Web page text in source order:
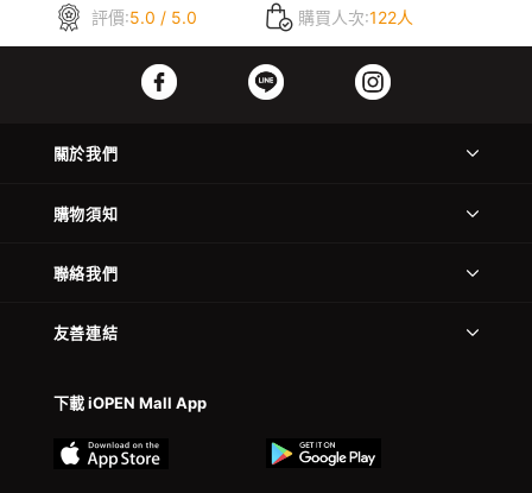
評價:5.0 / 5.0 購買人次:122人
關於我們
購物須知
聯絡我們
友善連結
下載 iOPEN Mall App